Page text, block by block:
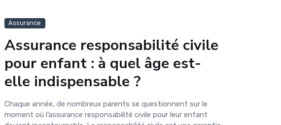
Assurance
Assurance responsabilité civile
pour enfant : à quel âge est-
elle indispensable ?
Chaque année, de nombreux parents se questionnent sur le
moment où l’assurance responsabilité civile pour leur enfant